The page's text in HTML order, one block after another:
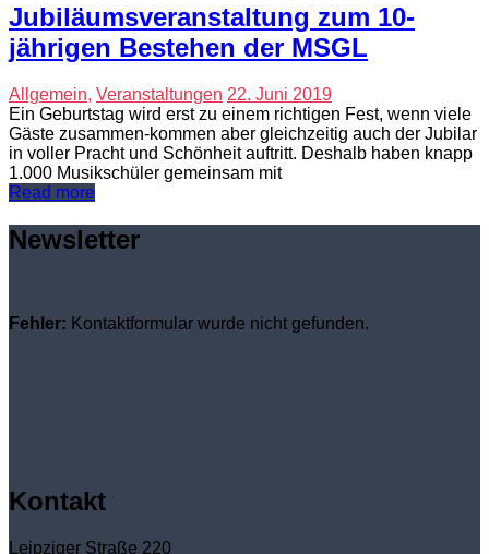
Jubiläumsveranstaltung zum 10-
jährigen Bestehen der MSGL
Allgemein, Veranstaltungen 22. Juni 2019
Ein Geburtstag wird erst zu einem richtigen Fest, wenn viele
Gäste zusammen-kommen aber gleichzeitig auch der Jubilar
in voller Pracht und Schönheit auftritt. Deshalb haben knapp
1.000 Musikschüler gemeinsam mit
Read more
Newsletter
Fehler: Kontaktformular wurde nicht gefunden.
Kontakt
Leipziger Straße 220